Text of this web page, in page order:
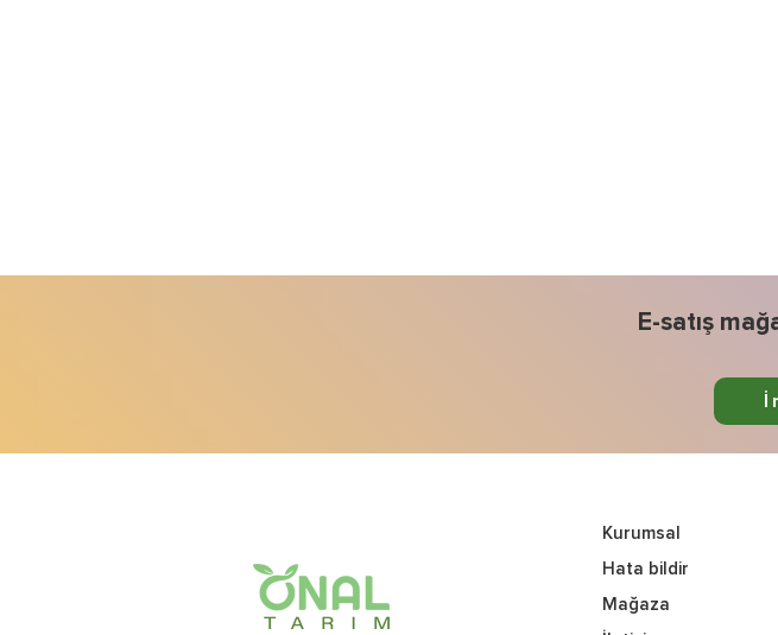
E-satış
Kurumsal
Hata bildir
Mağaza